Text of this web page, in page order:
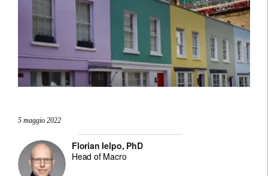
5 maggio 2022
Florian Ielpo, PhD
Head of Macro